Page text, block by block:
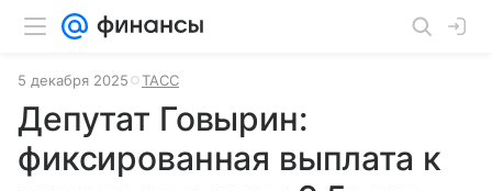
5 декабря 2025 ТАСС
Депутат Говырин:
фиксированная выплата к